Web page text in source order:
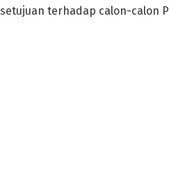
terhadap calon-calon